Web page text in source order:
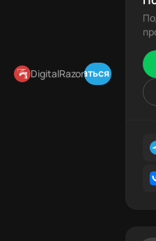
DigitalRazor
Подписаться в Telegram